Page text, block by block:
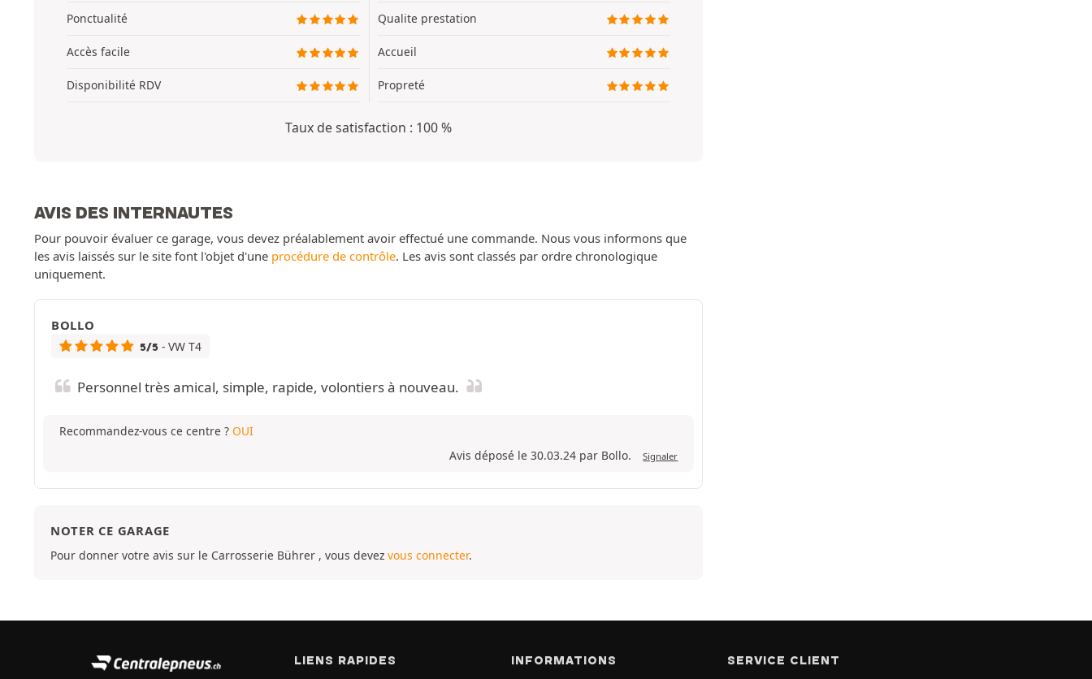
Ponctualité
Accès facile
Disponibilité RDV
Qualite prestation
Accueil
Propreté
Taux de satisfaction : 100 %
AVIS DES INTERNAUTES
Pour pouvoir évaluer ce garage, vous devez préalablement avoir effectué une commande. Nous vous informons que
les avis laissés sur le site font l'objet d'une procédure de contrôle. Les avis sont classés par ordre chronologique
uniquement.
BOLLO
5/5 - VW T4
Personnel très amical, simple, rapide, volontiers à nouveau.
Recommandez-vous ce centre ? OUI
Avis déposé le 30.03.24 par Bollo.
Signaler
NOTER CE GARAGE
Pour donner votre avis sur le Carrosserie Bührer , vous devez vous connecter.
LIENS RAPIDES INFORMATIONS SERVICE CLIENT